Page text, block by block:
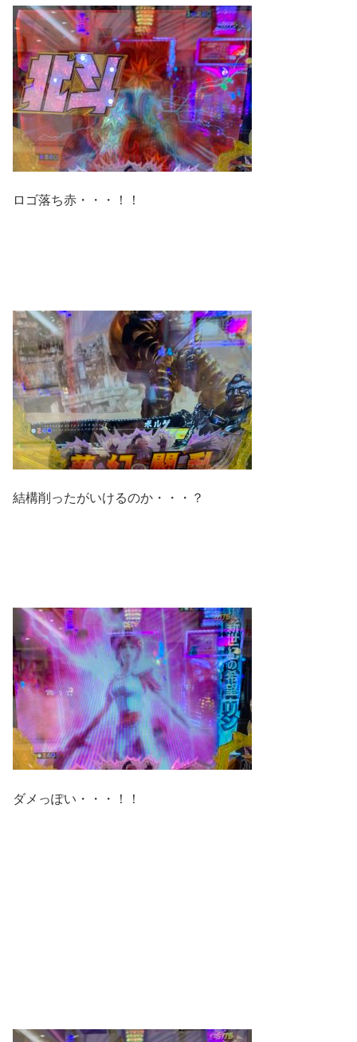
ロゴ落ち赤・・・！！
結構削ったがいけるのか・・・？
ダメっぽい・・・！！